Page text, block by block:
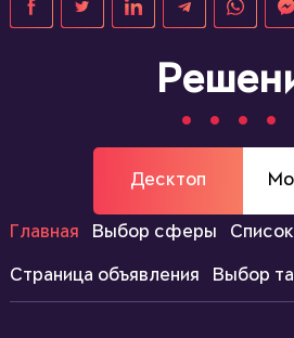
Десктоп
Главная Выбор сферы Список
Страница объявления Выбор